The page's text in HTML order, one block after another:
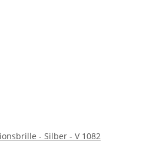
- Silber - V 1082